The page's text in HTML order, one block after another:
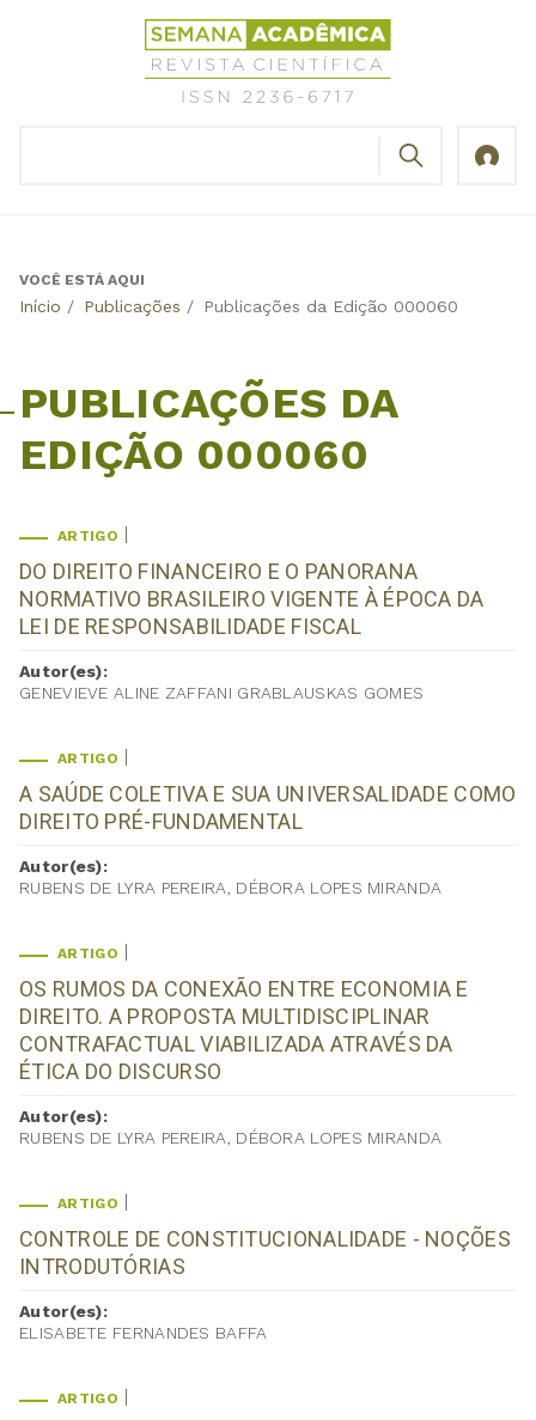
Revista
Científica
Semana
Back
VOCÊ ESTÁ AQUI
Início / Publicações / Publicações da Edição 000060
PUBLICAÇÕES DA
EDIÇÃO 000060
ARTIGO
DO DIREITO FINANCEIRO E O PANORANA
NORMATIVO BRASILEIRO VIGENTE À ÉPOCA DA
LEI DE RESPONSABILIDADE FISCAL
Autor(es):
GENEVIEVE ALINE ZAFFANI GRABLAUSKAS GOMES
ARTIGO
A SAÚDE COLETIVA E SUA UNIVERSALIDADE COMO
DIREITO PRÉ-FUNDAMENTAL
Autor(es):
RUBENS DE LYRA PEREIRA, DÉBORA LOPES MIRANDA
ARTIGO
OS RUMOS DA CONEXÃO ENTRE ECONOMIA E
DIREITO. A PROPOSTA MULTIDISCIPLINAR
CONTRAFACTUAL VIABILIZADA ATRAVÉS DA
ÉTICA DO DISCURSO
Autor(es):
RUBENS DE LYRA PEREIRA, DÉBORA LOPES MIRANDA
ARTIGO
CONTROLE DE CONSTITUCIONALIDADE - NOÇÕES
INTRODUTÓRIAS
Autor(es):
ELISABETE FERNANDES BAFFA
ARTIGO